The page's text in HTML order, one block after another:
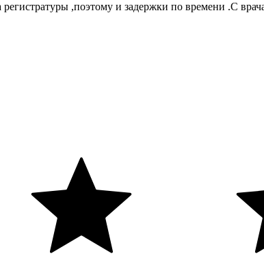
,поэтому и задержки по времени .С